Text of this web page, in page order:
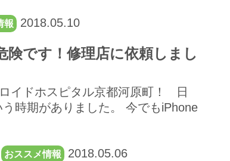
報 2018.05.10
です！修理店に依頼しまし
イドホスピタル京都河原町！ 日
時期がありました。 今でもiPhone
おススメ情報 2018.05.06